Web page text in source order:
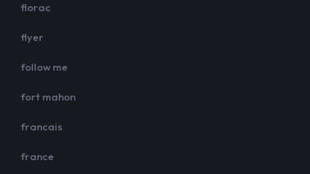
florac
flyer
follow me
fort mahon
francais
france